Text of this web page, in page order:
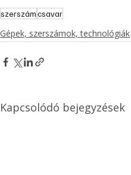
szerszámcsavar
Gépek, szerszámok, technológiák
Kapcsolódó bejegyzések